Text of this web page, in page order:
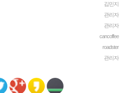
김민지
관리자
관리자
cancoffee
roadster
관리자